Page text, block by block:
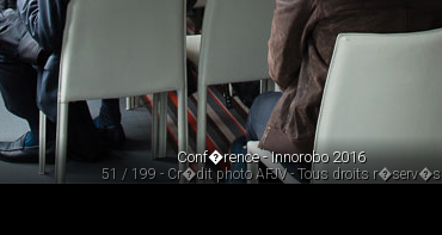
Conf�rence - Innorobo 2016
51 / 199 - Cr�dit photo AFJV - Tous droits r�serv�s